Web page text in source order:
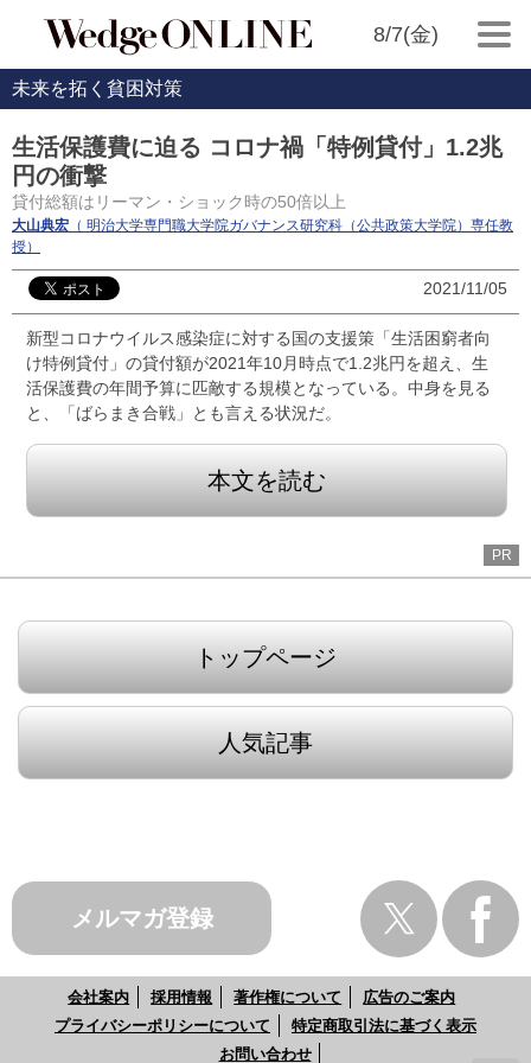
8/7(金)
未来を拓く貧困対策
生活保護費に迫る コロナ禍「特例貸付」1.2兆
円の衝撃
貸付総額はリーマン・ショック時の50倍以上
大山典宏 （ 明治大学専門職大学院ガバナンス研究科（公共政策大学院）専任教
授）
2021/11/05
新型コロナウイルス感染症に対する国の支援策「生活困窮者向
け特例貸付」の貸付額が2021年10月時点で1.2兆円を超え、生
活保護費の年間予算に匹敵する規模となっている。中身を見る
と、「ばらまき合戦」とも言える状況だ。
本文を読む
PR
トップページ
人気記事
メルマガ登録
会社案内 採用情報 著作権について
広告のご案内
プライバシーポリシーについて
特定商取引法に基づく表示
お問い合わせ